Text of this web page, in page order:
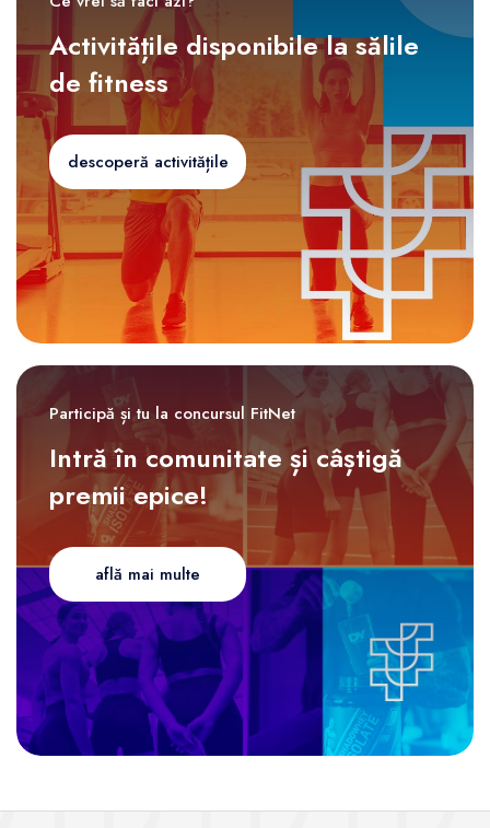
Activitățile disponibile la sălile
de fitness
descoperă activitățile
Participă și tu la concursul FitNet
Intră în comunitate și câștigă
premii epice!
află mai multe